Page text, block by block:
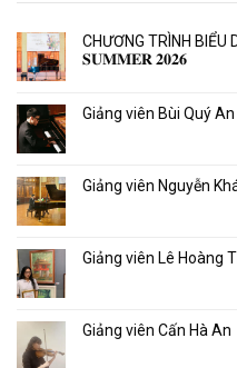
CHƯƠNG TRÌNH
𝐒𝐔𝐌𝐌𝐄𝐑 𝟐𝟎𝟐𝟔
Giảng viên Bùi Quý An
Giảng viên Nguyễn
Giảng viên Lê Hoàng
Giảng viên Cấn Hà An